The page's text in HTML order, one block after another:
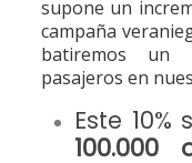
supone un
campaña
batiremos un
pasajeros en
Este
100.000